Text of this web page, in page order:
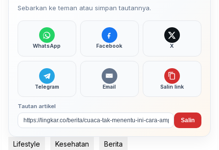
Sebarkan ke teman atau simpan tautannya.
WhatsApp Facebook X
Telegram Email Salin link
Tautan artikel
Salin
Lifestyle Kesehatan Berita